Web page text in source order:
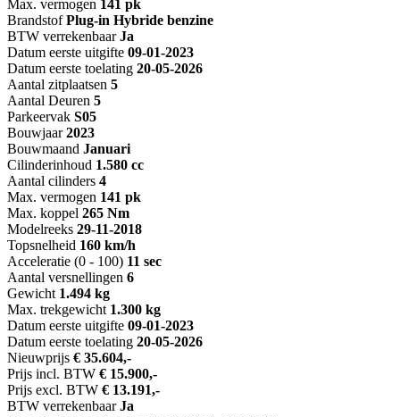
Max. vermogen 141 pk
Brandstof Plug-in Hybride benzine
BTW verrekenbaar Ja
Datum eerste uitgifte 09-01-2023
Datum eerste toelating 20-05-2026
Aantal zitplaatsen 5
Aantal Deuren 5
Parkeervak S05
Bouwjaar 2023
Bouwmaand Januari
Cilinderinhoud 1.580 cc
Aantal cilinders 4
Max. vermogen 141 pk
Max. koppel 265 Nm
Modelreeks 29-11-2018
Topsnelheid 160 km/h
Acceleratie (0 - 100) 11 sec
Aantal versnellingen 6
Gewicht 1.494 kg
Max. trekgewicht 1.300 kg
Datum eerste uitgifte 09-01-2023
Datum eerste toelating 20-05-2026
Nieuwprijs € 35.604,-
Prijs incl. BTW € 15.900,-
Prijs excl. BTW € 13.191,-
BTW verrekenbaar Ja